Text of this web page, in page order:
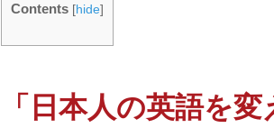
Contents [hide]
「日本人の英語を